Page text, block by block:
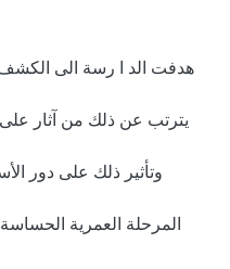
هدفت الد ا رسة الى
يترتب عن ذلك من آثار
وتأثير ذلك على دور
المرحلة العمرية